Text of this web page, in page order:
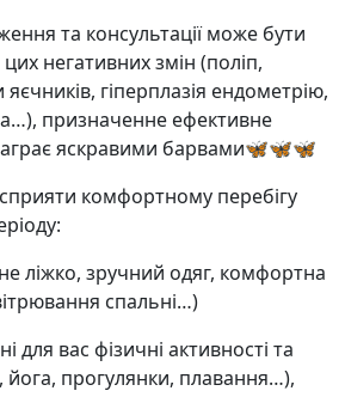
та консультації може бути
негативних змін (поліп,
гіперплазія ендометрію,
призначенне ефективне
яскравими барвами🦋🦋🦋
комфортному перебігу
ліжко, зручний одяг, комфортна
спальні…)
для вас фізичні активності та
йога, прогулянки, плавання…),